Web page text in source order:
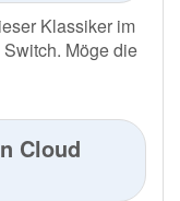
Klassiker im
Möge die
Cloud